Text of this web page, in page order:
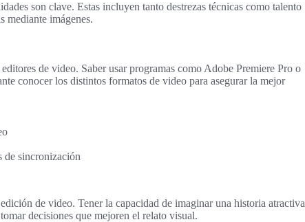
son clave. Estas incluyen tanto destrezas técnicas como talento
mediante imágenes.
de video. Saber usar programas como Adobe Premiere Pro o
conocer los distintos formatos de video para asegurar la mejor
de sincronización
de video. Tener la capacidad de imaginar una historia atractiva
decisiones que mejoren el relato visual.